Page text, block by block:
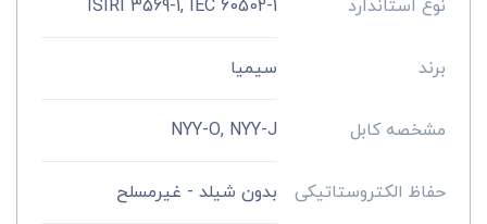
نوع استاندارد ISIRI 3569-1, IEC 60502-1
برند سیمیا
مشخصه کابل NYY-O, NYY-J
حفاظ الکتروستاتیکی بدون شیلد - غیرمسلح